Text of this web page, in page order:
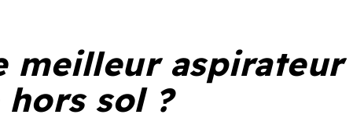
meilleur aspirateur
sol ?